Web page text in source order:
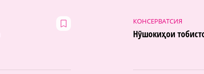
КОНСЕРВАТСИЯ
Нӯшокиҳои